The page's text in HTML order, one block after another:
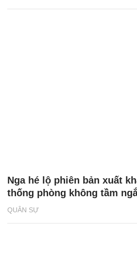
QUÂN SỰ
Nga hé lộ phiên bản xuất
thống phòng không tầm